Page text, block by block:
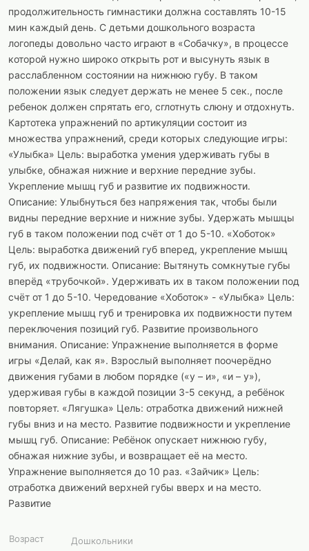
продолжительность гимнастики должна составлять 10-15
мин каждый день. С детьми дошкольного возраста
логопеды довольно часто играют в «Собачку», в процессе
которой нужно широко открыть рот и высунуть язык в
расслабленном состоянии на нижнюю губу. В таком
положении язык следует держать не менее 5 сек., после
ребенок должен спрятать его, сглотнуть слюну и отдохнуть.
Картотека упражнений по артикуляции состоит из
множества упражнений, среди которых следующие игры:
«Улыбка» Цель: выработка умения удерживать губы в
улыбке, обнажая нижние и верхние передние зубы.
Укрепление мышц губ и развитие их подвижности.
Описание: Улыбнуться без напряжения так, чтобы были
видны передние верхние и нижние зубы. Удержать мышцы
губ в таком положении под счёт от 1 до 5-10. «Хоботок»
Цель: выработка движений губ вперед, укрепление мышц
губ, их подвижности. Описание: Вытянуть сомкнутые губы
вперёд «трубочкой». Удерживать их в таком положении под
счёт от 1 до 5-10. Чередование «Хоботок» - «Улыбка» Цель:
укрепление мышц губ и тренировка их подвижности путем
переключения позиций губ. Развитие произвольного
внимания. Описание: Упражнение выполняется в форме
игры «Делай, как я». Взрослый выполняет поочерёдно
движения губами в любом порядке («у – и», «и – у»),
удерживая губы в каждой позиции 3-5 секунд, а ребёнок
повторяет. «Лягушка» Цель: отработка движений нижней
губы вниз и на место. Развитие подвижности и укрепление
мышц губ. Описание: Ребёнок опускает нижнюю губу,
обнажая нижние зубы, и возвращает её на место.
Упражнение выполняется до 10 раз. «Зайчик» Цель:
отработка движений верхней губы вверх и на место.
Развитие
Возраст
Дошкольники